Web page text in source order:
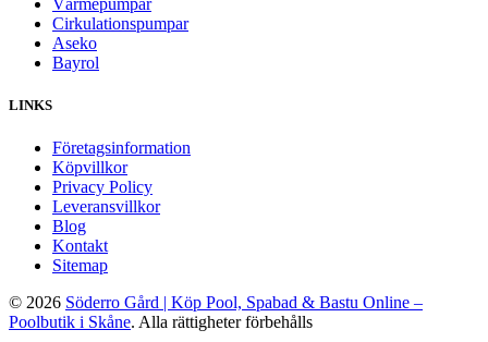
Värmepumpar
Cirkulationspumpar
Aseko
Bayrol
LINKS
Företagsinformation
Köpvillkor
Privacy Policy
Leveransvillkor
Blog
Kontakt
Sitemap
© 2026 Söderro Gård | Köp Pool, Spabad & Bastu Online –
Poolbutik i Skåne. Alla rättigheter förbehålls